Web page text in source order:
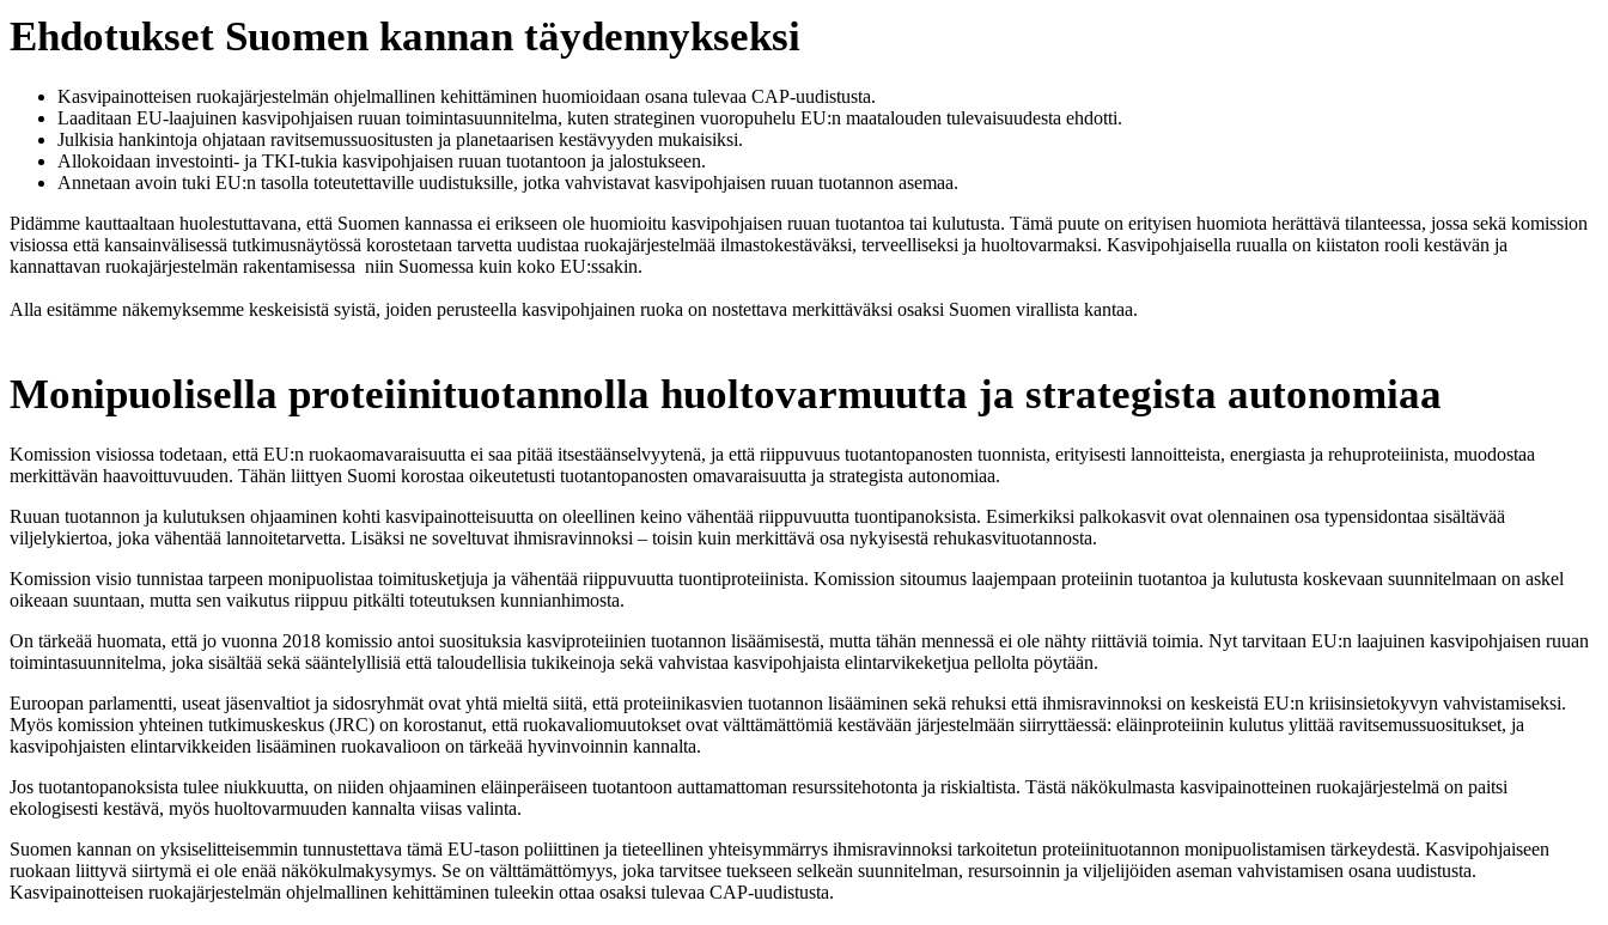
Ehdotukset Suomen kannan täydennykseksi
Kasvipainotteisen ruokajärjestelmän ohjelmallinen kehittäminen huomioidaan osana tulevaa CAP-uudistusta.
Laaditaan EU-laajuinen kasvipohjaisen ruuan toimintasuunnitelma, kuten strateginen vuoropuhelu EU:n maatalouden tulevaisuudesta ehdotti.
Julkisia hankintoja ohjataan ravitsemussuositusten ja planetaarisen kestävyyden mukaisiksi.
Allokoidaan investointi- ja TKI-tukia kasvipohjaisen ruuan tuotantoon ja jalostukseen.
Annetaan avoin tuki EU:n tasolla toteutettaville uudistuksille, jotka vahvistavat kasvipohjaisen ruuan tuotannon asemaa.
Pidämme kauttaaltaan huolestuttavana, että Suomen kannassa ei erikseen ole huomioitu kasvipohjaisen ruuan tuotantoa tai kulutusta. Tämä puute on erityisen huomiota herättävä tilanteessa, jossa sekä komission
visiossa että kansainvälisessä tutkimusnäytössä korostetaan tarvetta uudistaa ruokajärjestelmää ilmastokestäväksi, terveelliseksi ja huoltovarmaksi. Kasvipohjaisella ruualla on kiistaton rooli kestävän ja
kannattavan ruokajärjestelmän rakentamisessa niin Suomessa kuin koko EU:ssakin.
Alla esitämme näkemyksemme keskeisistä syistä, joiden perusteella kasvipohjainen ruoka on nostettava merkittäväksi osaksi Suomen virallista kantaa.
Monipuolisella proteiinituotannolla huoltovarmuutta ja strategista autonomiaa
Komission visiossa todetaan, että EU:n ruokaomavaraisuutta ei saa pitää itsestäänselvyytenä, ja että riippuvuus tuotantopanosten tuonnista, erityisesti lannoitteista, energiasta ja rehuproteiinista, muodostaa
merkittävän haavoittuvuuden. Tähän liittyen Suomi korostaa oikeutetusti tuotantopanosten omavaraisuutta ja strategista autonomiaa.
Ruuan tuotannon ja kulutuksen ohjaaminen kohti kasvipainotteisuutta on oleellinen keino vähentää riippuvuutta tuontipanoksista. Esimerkiksi palkokasvit ovat olennainen osa typensidontaa sisältävää
viljelykiertoa, joka vähentää lannoitetarvetta. Lisäksi ne soveltuvat ihmisravinnoksi – toisin kuin merkittävä osa nykyisestä rehukasvituotannosta.
Komission visio tunnistaa tarpeen monipuolistaa toimitusketjuja ja vähentää riippuvuutta tuontiproteiinista. Komission sitoumus laajempaan proteiinin tuotantoa ja kulutusta koskevaan suunnitelmaan on askel
oikeaan suuntaan, mutta sen vaikutus riippuu pitkälti toteutuksen kunnianhimosta.
On tärkeää huomata, että jo vuonna 2018 komissio antoi suosituksia kasviproteiinien tuotannon lisäämisestä, mutta tähän mennessä ei ole nähty riittäviä toimia. Nyt tarvitaan EU:n laajuinen kasvipohjaisen ruuan
toimintasuunnitelma, joka sisältää sekä sääntelyllisiä että taloudellisia tukikeinoja sekä vahvistaa kasvipohjaista elintarvikeketjua pellolta pöytään.
Euroopan parlamentti, useat jäsenvaltiot ja sidosryhmät ovat yhtä mieltä siitä, että proteiinikasvien tuotannon lisääminen sekä rehuksi että ihmisravinnoksi on keskeistä EU:n kriisinsietokyvyn vahvistamiseksi.
Myös komission yhteinen tutkimuskeskus (JRC) on korostanut, että ruokavaliomuutokset ovat välttämättömiä kestävään järjestelmään siirryttäessä: eläinproteiinin kulutus ylittää ravitsemussuositukset, ja
kasvipohjaisten elintarvikkeiden lisääminen ruokavalioon on tärkeää hyvinvoinnin kannalta.
Jos tuotantopanoksista tulee niukkuutta, on niiden ohjaaminen eläinperäiseen tuotantoon auttamattoman resurssitehotonta ja riskialtista. Tästä näkökulmasta kasvipainotteinen ruokajärjestelmä on paitsi
ekologisesti kestävä, myös huoltovarmuuden kannalta viisas valinta.
Suomen kannan on yksiselitteisemmin tunnustettava tämä EU-tason poliittinen ja tieteellinen yhteisymmärrys ihmisravinnoksi tarkoitetun proteiinituotannon monipuolistamisen tärkeydestä. Kasvipohjaiseen
ruokaan liittyvä siirtymä ei ole enää näkökulmakysymys. Se on välttämättömyys, joka tarvitsee tuekseen selkeän suunnitelman, resursoinnin ja viljelijöiden aseman vahvistamisen osana uudistusta.
Kasvipainotteisen ruokajärjestelmän ohjelmallinen kehittäminen tuleekin ottaa osaksi tulevaa CAP-uudistusta.